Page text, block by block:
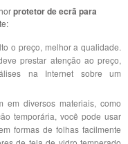
protetor de ecrã para
o preço, melhor a qualidade.
prestar atenção ao preço,
na Internet sobre um
em diversos materiais, como
temporária, você pode usar
formas de folhas facilmente